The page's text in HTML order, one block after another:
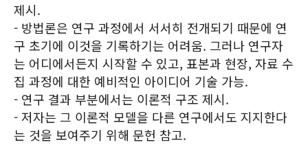
제시.
- 방법론은 연구 과정에서 서서히 전개되기 때문에 연
구 초기에 이것을 기록하기는 어려움. 그러나 연구자
는 어디에서든지 시작할 수 있고, 표본과 현장, 자료 수
집 과정에 대한 예비적인 아이디어 기술 가능.
- 연구 결과 부분에서는 이론적 구조 제시.
- 저자는 그 이론적 모델을 다른 연구에서도 지지한다
는 것을 보여주기 위해 문헌 참고.